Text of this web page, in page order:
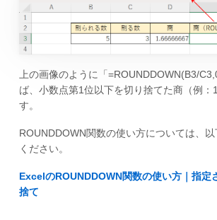
上の画像のように「=ROUNDDOWN(B3/
ば、小数点第1位以下を切り捨てた商（例：
す。
ROUNDDOWN関数の使い方については、
ください。
ExcelのROUNDDOWN関数の使い方｜指定
捨て